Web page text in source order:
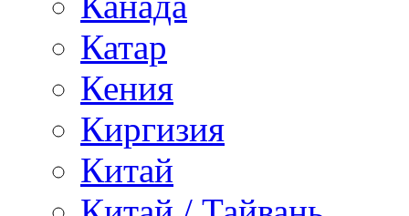
Катар
Кения
Киргизия
Китай